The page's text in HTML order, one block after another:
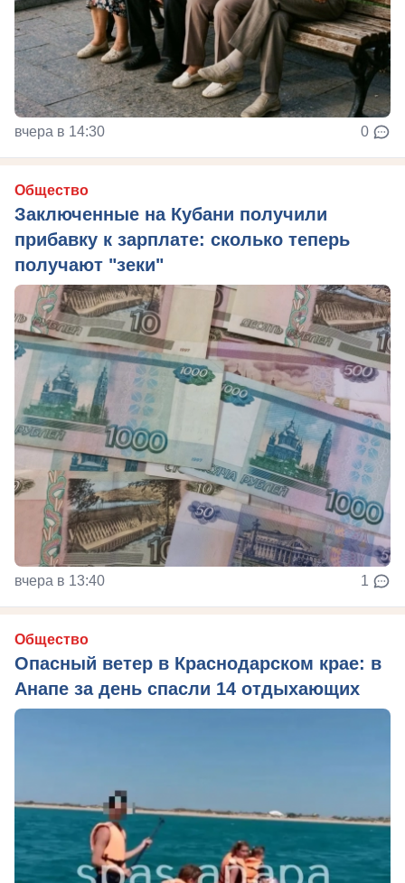
вчера в 14:30 0
Общество
Заключенные на Кубани получили
прибавку к зарплате: сколько теперь
получают "зеки"
вчера в 13:40 1
Общество
Опасный ветер в Краснодарском крае: в
Анапе за день спасли 14 отдыхающих